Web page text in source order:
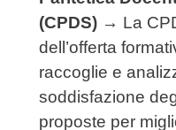
(CPDS) → La
dell’offerta
raccoglie e
soddisfazione
proposte per